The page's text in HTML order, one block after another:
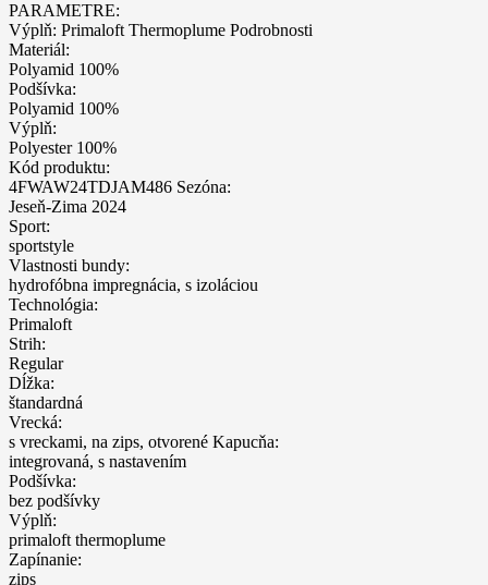
PARAMETRE:
Výplň: Primaloft Thermoplume Podrobnosti
Materiál:
Polyamid 100%
Podšívka:
Polyamid 100%
Výplň:
Polyester 100%
Kód produktu:
4FWAW24TDJAM486 Sezóna:
Jeseň-Zima 2024
Sport:
sportstyle
Vlastnosti bundy:
hydrofóbna impregnácia, s izoláciou
Technológia:
Primaloft
Strih:
Regular
Dĺžka:
štandardná
Vrecká:
s vreckami, na zips, otvorené Kapucňa:
integrovaná, s nastavením
Podšívka:
bez podšívky
Výplň:
primaloft thermoplume
Zapínanie:
zips